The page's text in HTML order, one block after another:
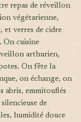
repas de réveillon
végétarienne,
et verres de cidre
On cuisine
arthurien,
On fête la
on échange, on
abris, emmitouflés
de
humidité douce